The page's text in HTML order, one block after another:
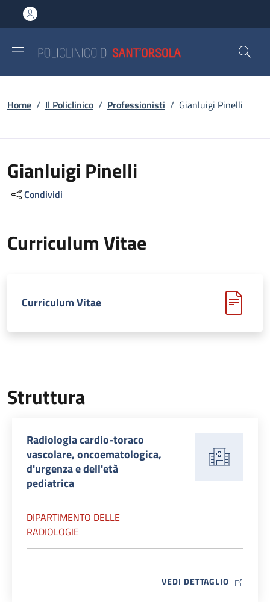
al contenuto principale
to footer content
Briciole di pane
Home / Il Policlinico / Professionisti / Gianluigi Pinelli
Gianluigi Pinelli
Condividi
Curriculum Vitae
Curriculum Vitae
Struttura
Radiologia cardio-toraco
vascolare, oncoematologica,
d'urgenza e dell'età
pediatrica
DIPARTIMENTO DELLE
RADIOLOGIE
VEDI DETTAGLIO MAP ICON